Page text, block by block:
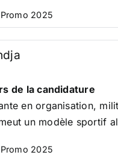
2025
de la candidature
en organisation,
un modèle sportif
2025